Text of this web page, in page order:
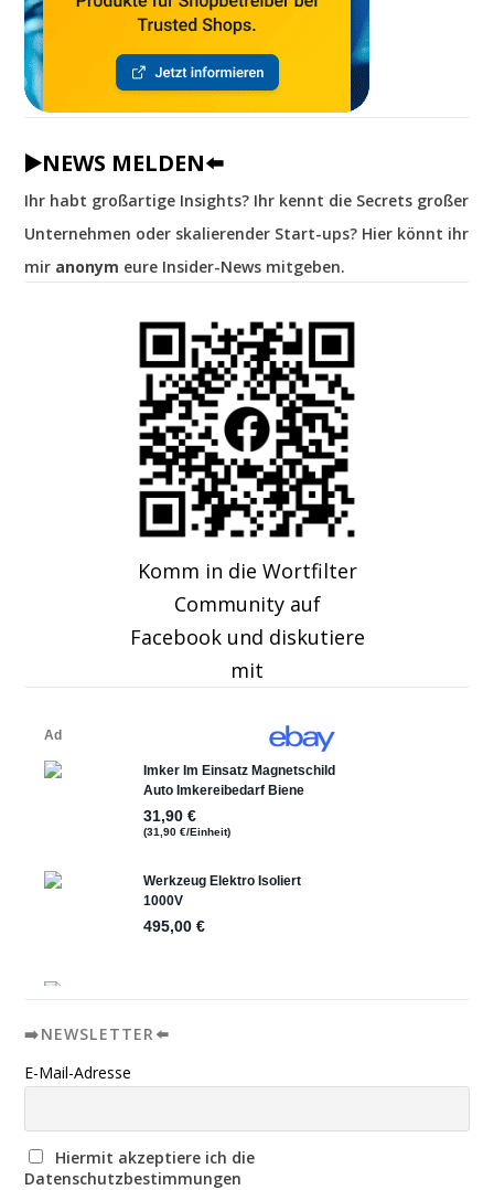
▶️NEWS MELDEN⬅️
Ihr habt großartige Insights? Ihr kennt die Secrets großer
Unternehmen oder skalierender Start-ups? Hier könnt ihr
mir anonym eure Insider-News mitgeben.
Komm in die Wortfilter
Community auf
Facebook und diskutiere
mit
➡️NEWSLETTER⬅️
E-Mail-Adresse
Hiermit akzeptiere ich die
Datenschutzbestimmungen